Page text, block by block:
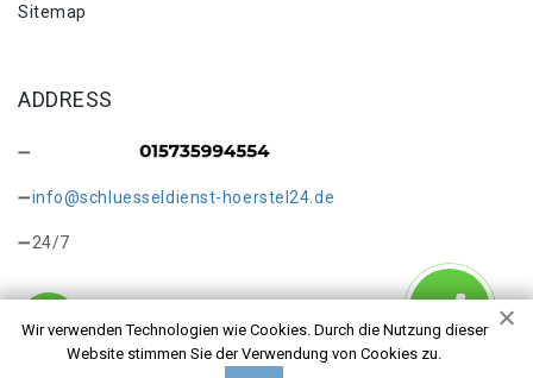
Wir verwenden Technologien wie Cookies. Durch die Nutzung dieser
Website stimmen Sie der Verwendung von Cookies zu.
Sitemap
ADDRESS
info@schluesseldienst-hoerstel24.de
24/7
Copyright © 2026 Öffnung von autotüren Hörstel. Alle